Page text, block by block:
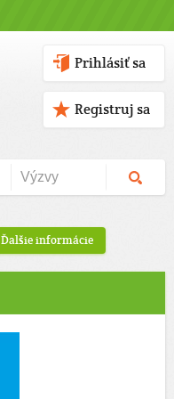
Prihlásiť sa
Registruj sa
Ďalšie informácie